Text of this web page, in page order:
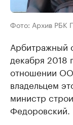
Фото: Архив РБК
Арбитражный
декабря 2018
отношении
владельцем
министр
Федоровский.